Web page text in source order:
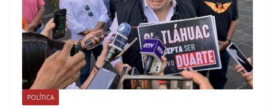
POLÍTICA